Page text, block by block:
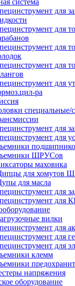
система
для
для
для
для
для
ра
специальные/
для
для
ШРУСов
маховика
для хомутов
для масла
для
для
вилки
для
для
для
клемм
напряжения
оборудование